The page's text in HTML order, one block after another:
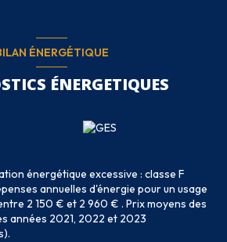
ÉNERGÉTIQUE
ÉNERGETIQUES
énergétique excessive : classe F
annuelles d'énergie pour un usage
2 150 € et 2 960 € . Prix moyens des
années 2021, 2022 et 2023